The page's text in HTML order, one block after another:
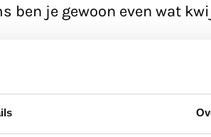
ben je gewoon even wat